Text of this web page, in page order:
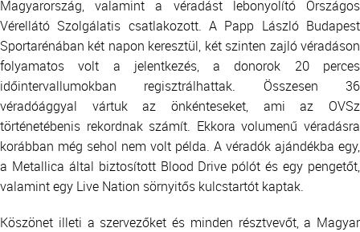
Magyarország, valamint a véradást lebonyolító Országos
Vérellátó Szolgálatis csatlakozott. A Papp László Budapest
Sportarénában két napon keresztül, két szinten zajló véradáson
folyamatos volt a jelentkezés, a donorok 20 perces
időintervallumokban regisztrálhattak. Összesen 36
véradóággyal vártuk az önkénteseket, ami az OVSz
történetébenis rekordnak számít. Ekkora volumenű véradásra
korábban még sehol nem volt példa. A véradók ajándékba egy,
a Metallica által biztosított Blood Drive pólót és egy pengetőt,
valamint egy Live Nation sörnyitős kulcstartót kaptak.
Köszönet illeti a szervezőket és minden résztvevőt, a Magyar